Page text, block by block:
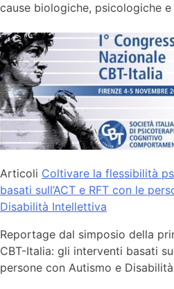
cause biologiche, psicologiche
Articoli Coltivare la flessibilità
basati sull’ACT e RFT con le
Disabilità Intellettiva
Reportage dal simposio della
CBT-Italia: gli interventi basati
persone con Autismo e